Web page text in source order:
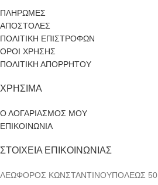
ΠΛΗΡΩΜΕΣ
ΑΠΟΣΤΟΛΕΣ
ΠΟΛΙΤΙΚΗ ΕΠΙΣΤΡΟΦΩΝ
ΟΡΟΙ ΧΡΗΣΗΣ
ΠΟΛΙΤΙΚΗ ΑΠΟΡΡΗΤΟΥ
ΧΡΗΣΙΜΑ
Ο ΛΟΓΑΡΙΑΣΜΟΣ ΜΟΥ
ΕΠΙΚΟΙΝΩΝΙΑ
ΣΤΟΙΧΕΙΑ ΕΠΙΚΟΙΝΩΝΙΑΣ
ΛΕΩΦΟΡΟΣ ΚΩΝΣΤΑΝΤΙΝΟΥΠΟΛΕΩΣ 50